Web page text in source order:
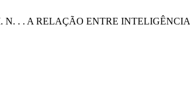
N. . . A RELAÇÃO ENTRE